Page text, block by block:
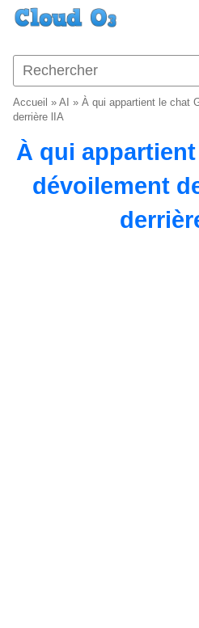
Accueil » AI » À qui appartient le chat
derrière lIA
À qui
dévoilement